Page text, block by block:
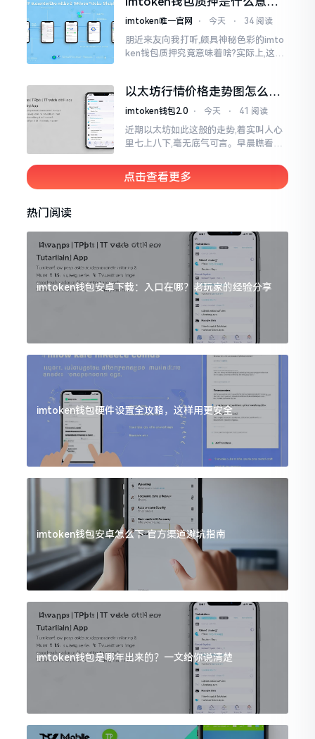
思？一文讲透
imtoken唯一官网 ⋅ 今天 ⋅ 34 阅读
朋近来友向我打听,颇具神秘色彩的imto
ken钱包质押究竟意味着啥?实际上,这一
以太坊行情价格走势图怎么看
才不亏钱
imtoken钱包2.0 ⋅ 今天 ⋅ 41 阅读
近期以太坊如此这般的走势,着实叫人心
里七上八下,毫无底气可言。早晨瞧看之
然而到了下午,那颜色刹那间就改变了,绿
得让人心里直冒慌意。
点击查看更多
热门阅读
imtoken钱包安卓下载：入口在哪？老玩家的经验分享
imtoken钱包硬件设置全攻略，这样用更安全
imtoken钱包安卓怎么下 官方渠道避坑指南
imtoken钱包是哪年出来的？一文给你说清楚